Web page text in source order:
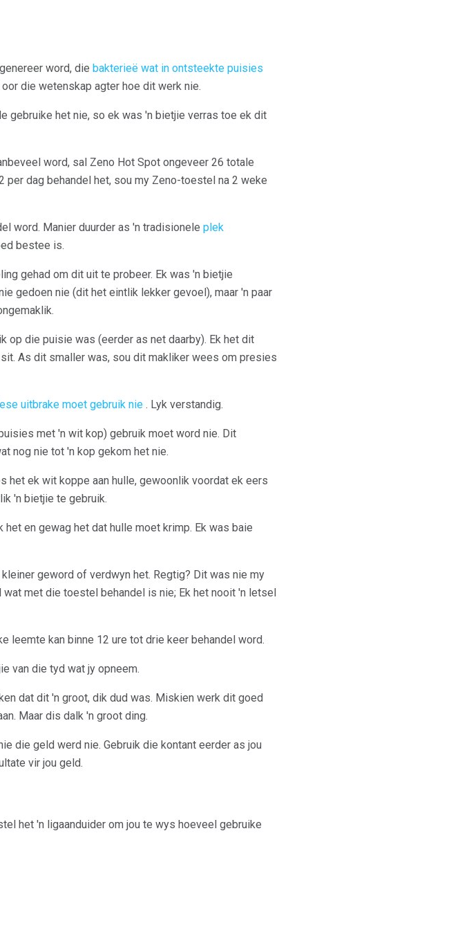
word, die bakterieë wat in ontsteekte puisies
die wetenskap agter hoe dit werk nie.
gebruike het nie, so ek was 'n bietjie verras toe ek dit
word, sal Zeno Hot Spot ongeveer 26 totale
dag behandel het, sou my Zeno-toestel na 2 weke
word. Manier duurder as 'n tradisionele plek
bestee is.
gehad om dit uit te probeer. Ek was 'n bietjie
gedoen nie (dit het eintlik lekker gevoel), maar 'n paar
die puisie was (eerder as net daarby). Ek het dit
As dit smaller was, sou dit makliker wees om presies
uitbrake moet gebruik nie . Lyk verstandig.
met 'n wit kop) gebruik moet word nie. Dit
nog nie tot 'n kop gekom het nie.
het ek wit koppe aan hulle, gewoonlik voordat ek eers
'n bietjie te gebruik.
en gewag het dat hulle moet krimp. Ek was baie
geword of verdwyn het. Regtig? Dit was nie my
met die toestel behandel is nie; Ek het nooit 'n letsel
leemte kan binne 12 ure tot drie keer behandel word.
van die tyd wat jy opneem.
dat dit 'n groot, dik dud was. Miskien werk dit goed
Maar dis dalk 'n groot ding.
die geld werd nie. Gebruik die kontant eerder as jou
vir jou geld.
het 'n ligaanduider om jou te wys hoeveel gebruike